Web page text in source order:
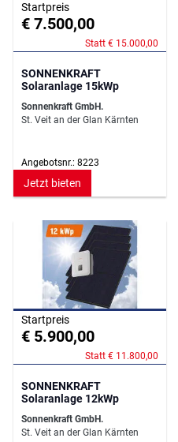
Startpreis
€ 7.500,00
Statt € 15.000,00
SONNENKRAFT
Solaranlage 15kWp
Sonnenkraft GmbH.
St. Veit an der Glan Kärnten
Angebotsnr.: 8223
Jetzt bieten
Startpreis
€ 5.900,00
Statt € 11.800,00
SONNENKRAFT
Solaranlage 12kWp
Sonnenkraft GmbH.
St. Veit an der Glan Kärnten